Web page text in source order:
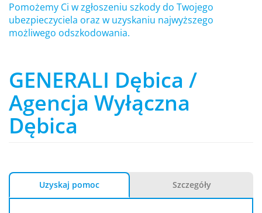
Pomożemy Ci w zgłoszeniu szkody do Twojego
ubezpieczyciela oraz w uzyskaniu najwyższego
możliwego odszkodowania.
GENERALI Dębica /
Agencja Wyłączna
Dębica
Uzyskaj pomoc Szczegóły